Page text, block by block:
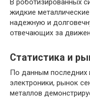
В роботизированных
жидкие
надежную и
отвечающих за
Статистика и
По данным последних
электроники, рынок
металлов